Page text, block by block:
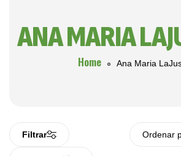
ANA MARIA
Home Ana Maria
Filtrar Ordenar